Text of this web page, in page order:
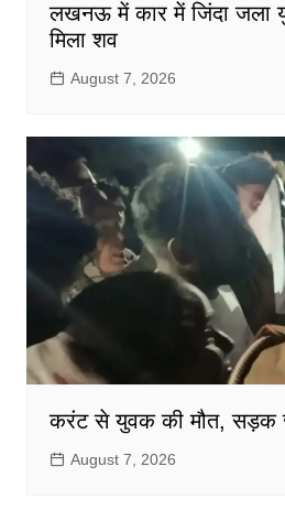
लखनऊ में कार में जिंदा जला
मिला शव
August 7, 2026
करंट से युवक की मौत, सड़क
August 7, 2026